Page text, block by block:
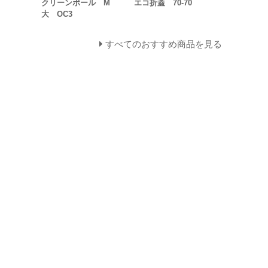
クリーンボール M
大 OC3
エコ折蓋 70-70
すべてのおすすめ商品を見る